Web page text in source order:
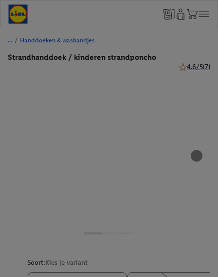
/ Handdoeken & washandjes
Strandhanddoek / kinderen strandponcho
4.6/5(7)
Soort:Kies je variant